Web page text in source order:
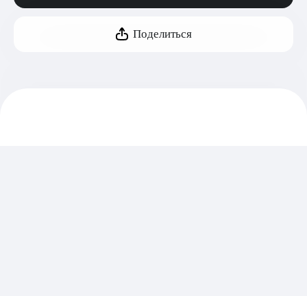
Поделиться